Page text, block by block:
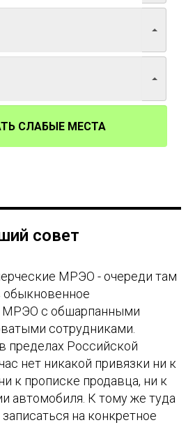
СЛАБЫЕ МЕСТА
совет
МРЭО - очереди там
обыкновенное
МРЭО с обшарпанными
сотрудниками.
пределах Российской
нет никакой привязки ни к
к прописке продавца, ни к
автомобиля. К тому же туда
на конкретное